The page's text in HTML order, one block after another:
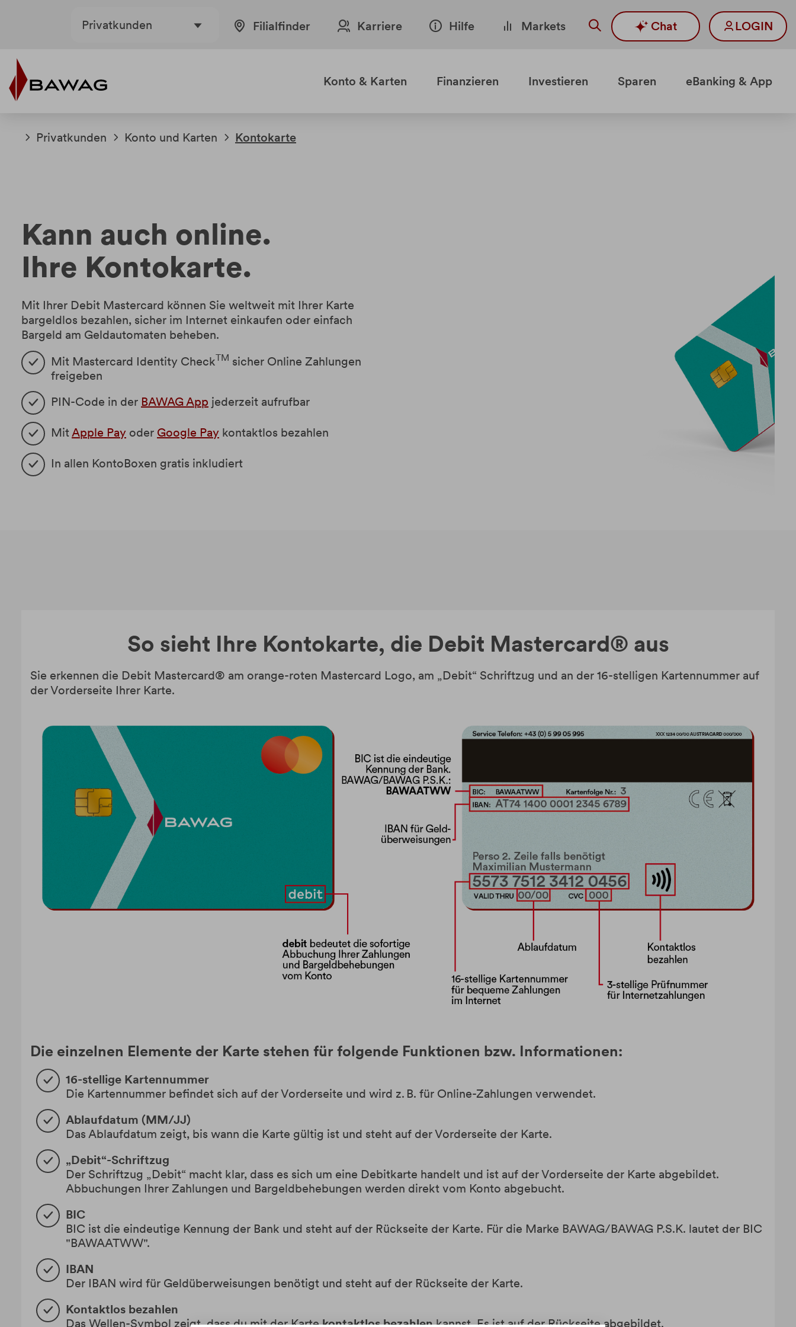
Privatkunden Filialfinder Karriere Hilfe Markets Chat LOGIN
Konto & Karten Finanzieren Investieren Sparen eBanking & App
Privatkunden Konto und Karten Kontokarte
Kann auch online.
Ihre Kontokarte.
Mit Ihrer Debit Mastercard können Sie weltweit mit Ihrer Karte
bargeldlos bezahlen, sicher im Internet einkaufen oder einfach
Bargeld am Geldautomaten beheben.
Mit Mastercard Identity CheckTM sicher Online Zahlungen
freigeben
PIN-Code in der BAWAG App jederzeit aufrufbar
Mit Apple Pay oder Google Pay kontaktlos bezahlen
In allen KontoBoxen gratis inkludiert
So sieht Ihre Kontokarte, die Debit Mastercard® aus
Sie erkennen die Debit Mastercard® am orange-roten Mastercard Logo, am „Debit“ Schriftzug und an der 16-stelligen Kartennummer auf
der Vorderseite Ihrer Karte.
Die einzelnen Elemente der Karte stehen für folgende Funktionen bzw. Informationen:
16-stellige Kartennummer
Die Kartennummer befindet sich auf der Vorderseite und wird z. B. für Online-Zahlungen verwendet.
Ablaufdatum (MM/JJ)
Das Ablaufdatum zeigt, bis wann die Karte gültig ist und steht auf der Vorderseite der Karte.
„Debit“-Schriftzug
Der Schriftzug „Debit“ macht klar, dass es sich um eine Debitkarte handelt und ist auf der Vorderseite der Karte abgebildet.
Abbuchungen Ihrer Zahlungen und Bargeldbehebungen werden direkt vom Konto abgebucht.
BIC
BIC ist die eindeutige Kennung der Bank und steht auf der Rückseite der Karte. Für die Marke BAWAG/BAWAG P.S.K. lautet der BIC
"BAWAATWW".
IBAN
Der IBAN wird für Geldüberweisungen benötigt und steht auf der Rückseite der Karte.
Kontaktlos bezahlen
Das Wellen-Symbol zeigt, dass du mit der Kartekontaktlos bezahlenkannst. Es ist auf der Rückseite abgebildet.